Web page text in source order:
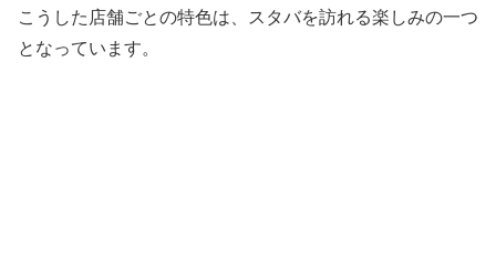
こうした店舗ごとの特色は、スタバを訪れる楽しみの一つ
となっています。